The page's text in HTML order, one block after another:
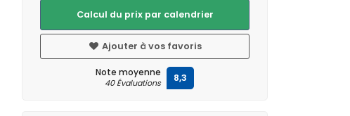
Calcul du prix par calendrier
Ajouter à vos favoris
Note moyenne
40 Évaluations 8,3